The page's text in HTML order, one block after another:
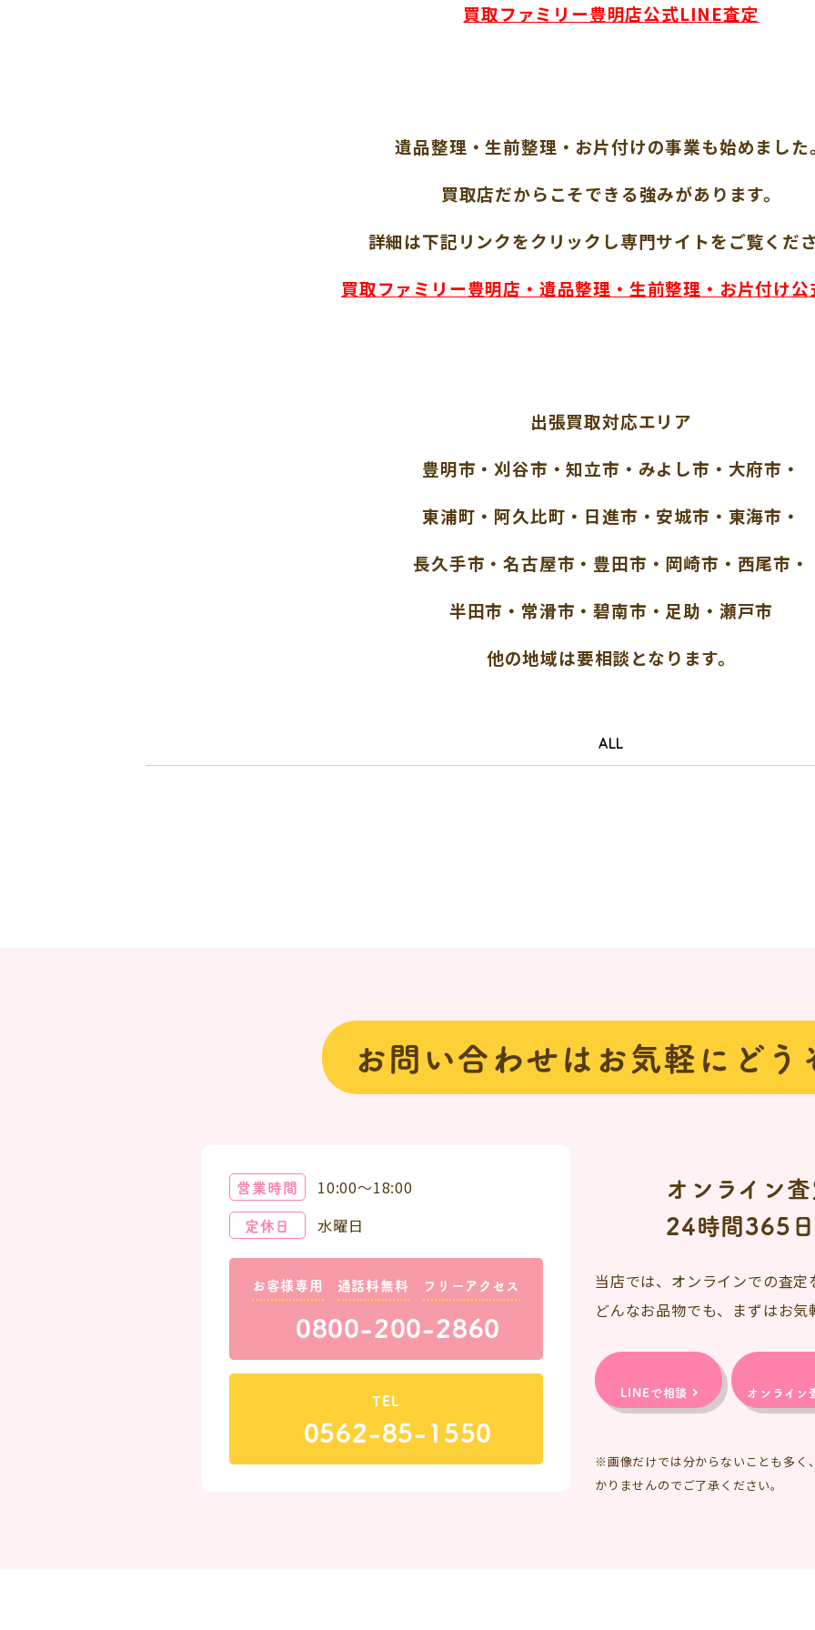
買取ファミリー豊明店公式LINE査定
遺品整理・生前整理・お片付けの事業も始めました
買取店だからこそできる強みがあります。
詳細は下記リンクをクリックし専門サイトをご覧くだ
買取ファミリー豊明店・遺品整理・生前整理・お片付け
出張買取対応エリア
豊明市・刈谷市・知立市・みよし市・大府市・
東浦町・阿久比町・日進市・安城市・東海市・
長久手市・名古屋市・豊田市・岡崎市・西尾市・
半田市・常滑市・碧南市・足助・瀬戸市
他の地域は要相談となります。
ALL
お問い合わせはお気軽にどう
営業時間
10:00～18:00
定休日
水曜日
お客様専用 通話料無料 フリーアクセス
0800-200-2860
TEL
0562-85-1550
オンライン
24時間365
当店では、オンラインでの査
どんなお品物でも、まずはお
LINEで相談 オンライン
※画像だけでは分からないことも多く
かりませんのでご了承ください。